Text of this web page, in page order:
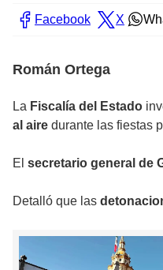
Facebook X
Román Ortega
La Fiscalía del Estado
al aire durante las fiestas
El secretario general de
Detalló que las